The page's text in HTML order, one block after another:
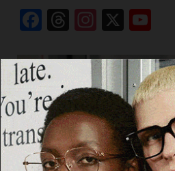
Facebook
Threads
Instagram
X